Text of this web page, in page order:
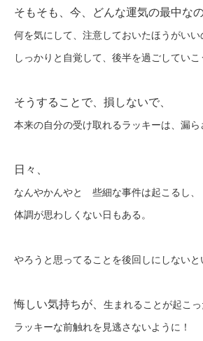
そもそも、今、どんな運気の最中なの
何を気にして、注意しておいたほうがいい
しっかりと自覚して、後半を過ごしていこ
そうすることで、損しないで、
本来の自分の受け取れるラッキーは、漏ら
日々、
なんやかんやと 些細な事件は起こるし、
体調が思わしくない日もある。
やろうと思ってることを後回しにしないと
悔しい気持ちが、 生まれることが起こっ
ラッキーな前触れを見逃さないように！